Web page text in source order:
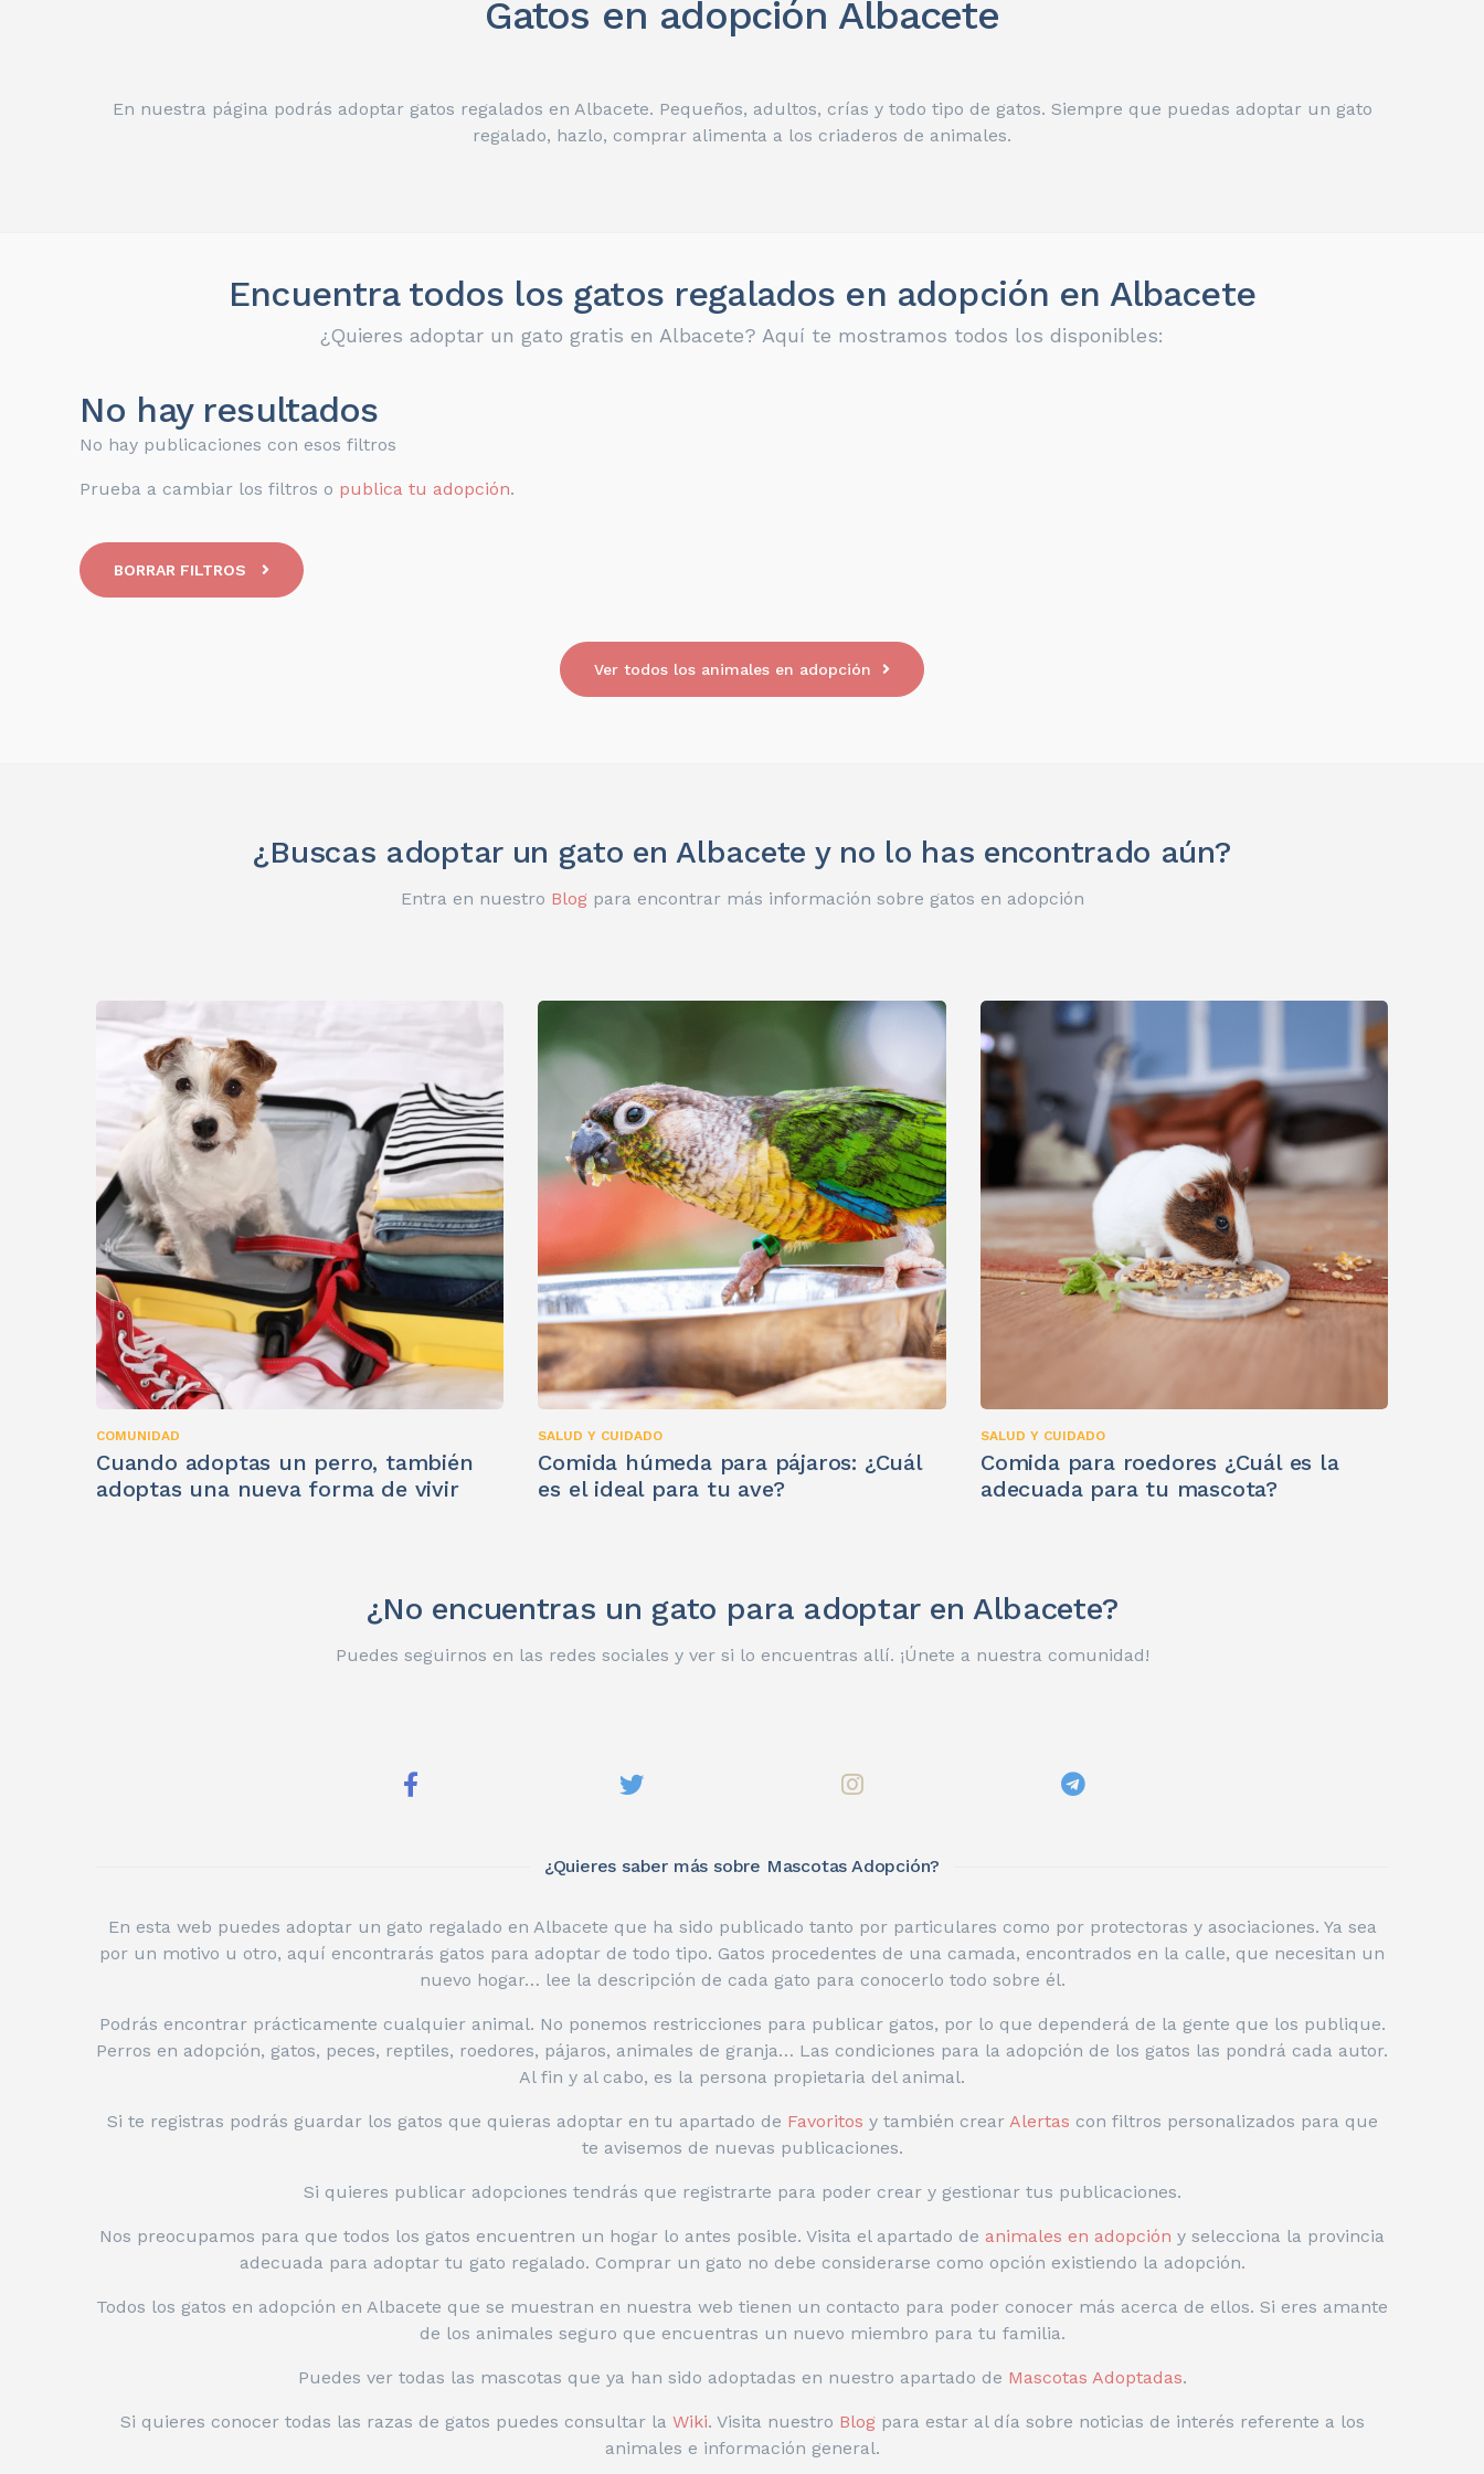
Gatos en adopción Albacete
En nuestra página podrás adoptar gatos regalados en Albacete. Pequeños, adultos, crías y todo tipo de gatos. Siempre que puedas adoptar un gato
regalado, hazlo, comprar alimenta a los criaderos de animales.
Encuentra todos los gatos regalados en adopción en Albacete
¿Quieres adoptar un gato gratis en Albacete? Aquí te mostramos todos los disponibles:
No hay resultados
No hay publicaciones con esos filtros
Prueba a cambiar los filtros o publica tu adopción.
BORRAR FILTROS
Ver todos los animales en adopción
¿Buscas adoptar un gato en Albacete y no lo has encontrado aún?
Entra en nuestro Blogpara encontrar más información sobre gatos en adopción
COMUNIDAD
Cuando adoptas un perro, también
adoptas una nueva forma de vivir
SALUD Y CUIDADO
Comida húmeda para pájaros: ¿Cuál
es el ideal para tu ave?
SALUD Y CUIDADO
Comida para roedores ¿Cuál es la
adecuada para tu mascota?
¿No encuentras un gato para adoptar en Albacete?
Puedes seguirnos en las redes sociales y ver si lo encuentras allí. ¡Únete a nuestra comunidad!
¿Quieres saber más sobre Mascotas Adopción?
En esta web puedes adoptar un gato regalado en Albacete que ha sido publicado tanto por particulares como por protectoras y asociaciones. Ya sea
por un motivo u otro, aquí encontrarás gatos para adoptar de todo tipo. Gatos procedentes de una camada, encontrados en la calle, que necesitan un
nuevo hogar… lee la descripción de cada gato para conocerlo todo sobre él.
Podrás encontrar prácticamente cualquier animal. No ponemos restricciones para publicar gatos, por lo que dependerá de la gente que los publique.
Perros en adopción, gatos, peces, reptiles, roedores, pájaros, animales de granja… Las condiciones para la adopción de los gatos las pondrá cada autor.
Al fin y al cabo, es la persona propietaria del animal.
Si te registras podrás guardar los gatos que quieras adoptar en tu apartado de Favoritos y también crear Alertas con filtros personalizados para que
te avisemos de nuevas publicaciones.
Si quieres publicar adopciones tendrás que registrarte para poder crear y gestionar tus publicaciones.
Nos preocupamos para que todos los gatos encuentren un hogar lo antes posible. Visita el apartado de animales en adopción y selecciona la provincia
adecuada para adoptar tu gato regalado. Comprar un gato no debe considerarse como opción existiendo la adopción.
Todos los gatos en adopción en Albacete que se muestran en nuestra web tienen un contacto para poder conocer más acerca de ellos. Si eres amante
de los animales seguro que encuentras un nuevo miembro para tu familia.
Puedes ver todas las mascotas que ya han sido adoptadas en nuestro apartado de Mascotas Adoptadas.
Si quieres conocer todas las razas de gatos puedes consultar la Wiki. Visita nuestro Blog para estar al día sobre noticias de interés referente a los
animales e información general.